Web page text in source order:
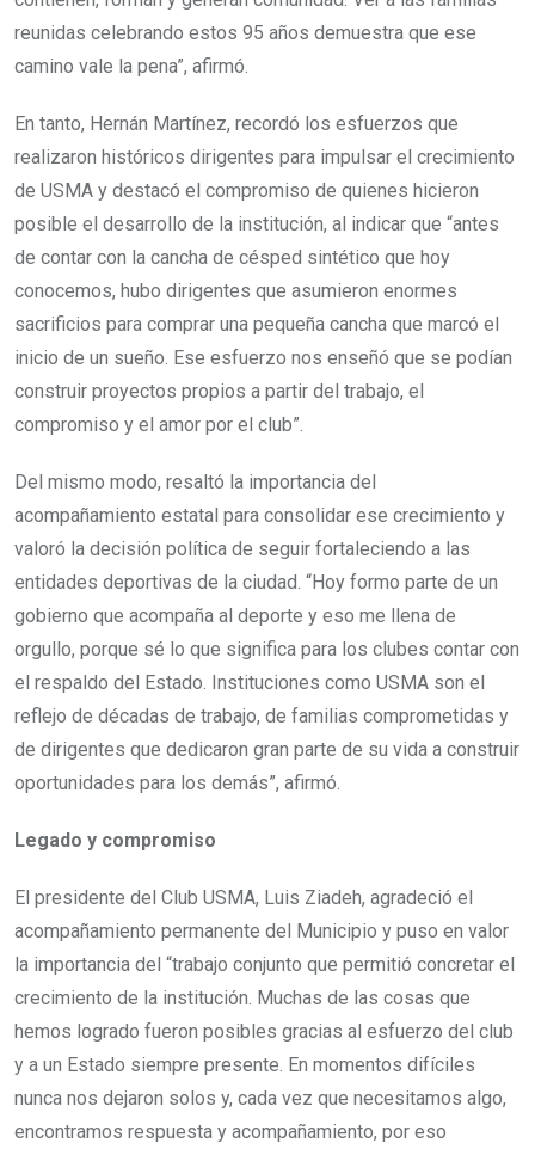
reunidas celebrando estos 95 años demuestra que ese
camino vale la pena”, afirmó.
En tanto, Hernán Martínez, recordó los esfuerzos que
realizaron históricos dirigentes para impulsar el crecimiento
de USMA y destacó el compromiso de quienes hicieron
posible el desarrollo de la institución, al indicar que “antes
de contar con la cancha de césped sintético que hoy
conocemos, hubo dirigentes que asumieron enormes
sacrificios para comprar una pequeña cancha que marcó el
inicio de un sueño. Ese esfuerzo nos enseñó que se podían
construir proyectos propios a partir del trabajo, el
compromiso y el amor por el club”.
Del mismo modo, resaltó la importancia del
acompañamiento estatal para consolidar ese crecimiento y
valoró la decisión política de seguir fortaleciendo a las
entidades deportivas de la ciudad. “Hoy formo parte de un
gobierno que acompaña al deporte y eso me llena de
orgullo, porque sé lo que significa para los clubes contar con
el respaldo del Estado. Instituciones como USMA son el
reflejo de décadas de trabajo, de familias comprometidas y
de dirigentes que dedicaron gran parte de su vida a construir
oportunidades para los demás”, afirmó.
Legado y compromiso
El presidente del Club USMA, Luis Ziadeh, agradeció el
acompañamiento permanente del Municipio y puso en valor
la importancia del “trabajo conjunto que permitió concretar el
crecimiento de la institución. Muchas de las cosas que
hemos logrado fueron posibles gracias al esfuerzo del club
y a un Estado siempre presente. En momentos difíciles
nunca nos dejaron solos y, cada vez que necesitamos algo,
encontramos respuesta y acompañamiento, por eso